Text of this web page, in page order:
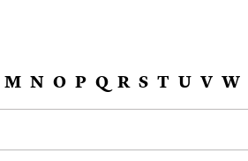
M N O P Q R S T U V W